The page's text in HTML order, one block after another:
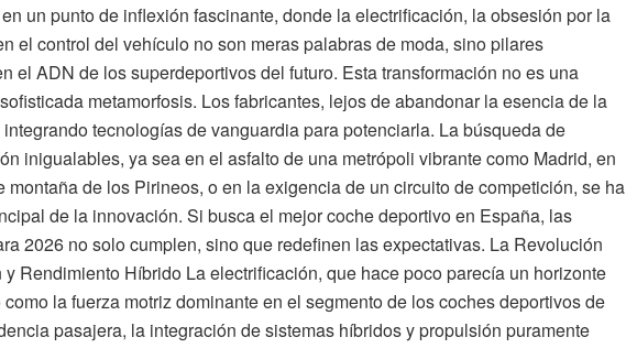
un punto de inflexión fascinante, donde la electrificación, la obsesión por la
el control del vehículo no son meras palabras de moda, sino pilares
el ADN de los superdeportivos del futuro. Esta transformación no es una
metamorfosis. Los fabricantes, lejos de abandonar la esencia de la
tecnologías de vanguardia para potenciarla. La búsqueda de
inigualables, ya sea en el asfalto de una metrópoli vibrante como Madrid, en
montaña de los Pirineos, o en la exigencia de un circuito de competición, se ha
de la innovación. Si busca el mejor coche deportivo en España, las
2026 no solo cumplen, sino que redefinen las expectativas. La Revolución
Rendimiento Híbrido La electrificación, que hace poco parecía un horizonte
la fuerza motriz dominante en el segmento de los coches deportivos de
pasajera, la integración de sistemas híbridos y propulsión puramente